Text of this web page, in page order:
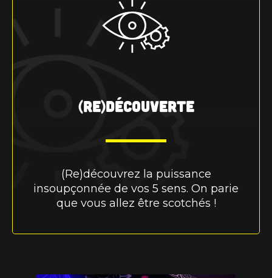
(Re)découverte
(Re)découvrez la puissance
insoupçonnée de vos 5 sens. On parie
que vous allez être scotchés !